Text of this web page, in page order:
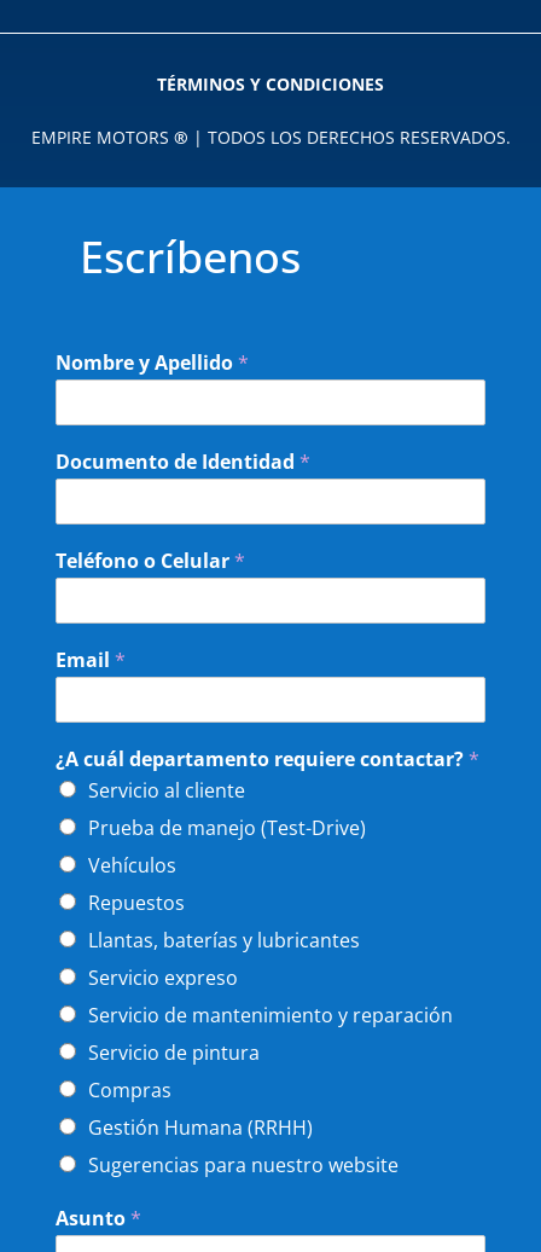
TÉRMINOS Y CONDICIONES
EMPIRE MOTORS ® | TODOS LOS DERECHOS RESERVADOS.
Escríbenos
Nombre y Apellido*
Documento de Identidad *
Teléfono o Celular*
Email *
¿A cuál departamento requiere contactar?*
Servicio al cliente
Prueba de manejo (Test-Drive)
Vehículos
Repuestos
Llantas, baterías y lubricantes
Servicio expreso
Servicio de mantenimiento y reparación
Servicio de pintura
Compras
Gestión Humana (RRHH)
Sugerencias para nuestro website
Asunto*